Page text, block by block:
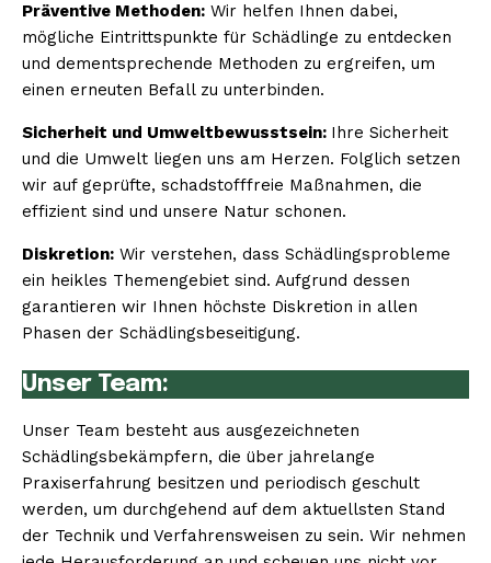
Präventive Methoden: Wir helfen Ihnen dabei,
mögliche Eintrittspunkte für Schädlinge zu entdecken
und dementsprechende Methoden zu ergreifen, um
einen erneuten Befall zu unterbinden.
Sicherheit und Umweltbewusstsein: Ihre Sicherheit
und die Umwelt liegen uns am Herzen. Folglich setzen
wir auf geprüfte, schadstofffreie Maßnahmen, die
effizient sind und unsere Natur schonen.
Diskretion: Wir verstehen, dass Schädlingsprobleme
ein heikles Themengebiet sind. Aufgrund dessen
garantieren wir Ihnen höchste Diskretion in allen
Phasen der Schädlingsbeseitigung.
Unser Team:
Unser Team besteht aus ausgezeichneten
Schädlingsbekämpfern, die über jahrelange
Praxiserfahrung besitzen und periodisch geschult
werden, um durchgehend auf dem aktuellsten Stand
der Technik und Verfahrensweisen zu sein. Wir nehmen